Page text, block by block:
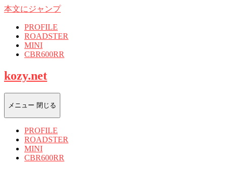
本文にジャンプ
PROFILE
ROADSTER
MINI
CBR600RR
kozy.net
メニュー 閉じる
PROFILE
ROADSTER
MINI
CBR600RR